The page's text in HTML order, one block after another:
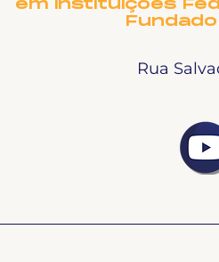
em Instituições
Rua